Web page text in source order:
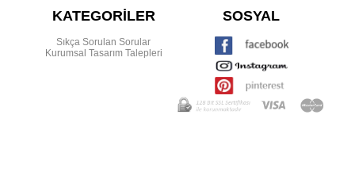
KATEGORİLER
Sıkça Sorulan Sorular
Kurumsal Tasarım Talepleri
SOSYAL